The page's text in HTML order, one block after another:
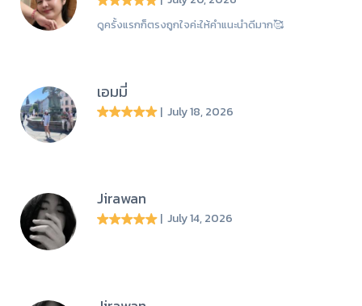
ดูครั้งแรกก็ตรงถูกใจค่ะให้คำแนะนำดีมาก🥰
เอมมี่
| July 18, 2026
Jirawan
| July 14, 2026